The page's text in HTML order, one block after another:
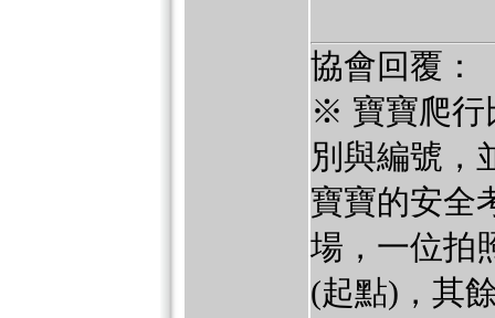
協會回覆：
※ 寶寶爬行
別與編號，
寶寶的安全
場，一位拍
(起點)，其